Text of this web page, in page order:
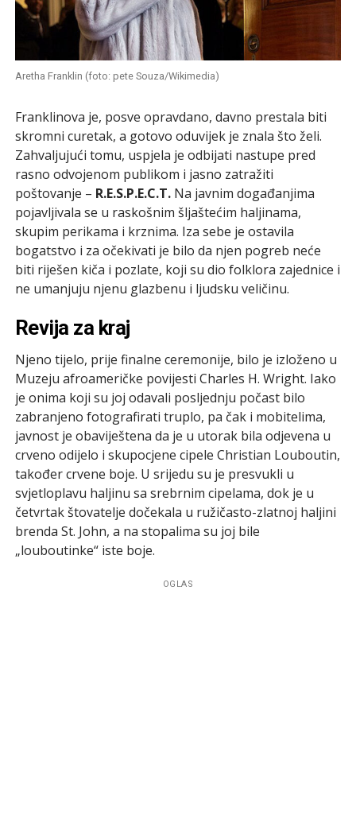
Aretha Franklin (foto: pete Souza/Wikimedia)
Franklinova je, posve opravdano, davno prestala biti
skromni curetak, a gotovo oduvijek je znala što želi.
Zahvaljujući tomu, uspjela je odbijati nastupe pred
rasno odvojenom publikom i jasno zatražiti
poštovanje – R.E.S.P.E.C.T.Na javnim događanjima
pojavljivala se u raskošnim šljaštećim haljinama,
skupim perikama i krznima. Iza sebe je ostavila
bogatstvo i za očekivati je bilo da njen pogreb neće
biti riješen kiča i pozlate, koji su dio folklora zajednice i
ne umanjuju njenu glazbenu i ljudsku veličinu.
Revija za kraj
Njeno tijelo, prije finalne ceremonije, bilo je izloženo u
Muzeju afroameričke povijesti Charles H. Wright. Iako
je onima koji su joj odavali posljednju počast bilo
zabranjeno fotografirati truplo, pa čak i mobitelima,
javnost je obaviještena da je u utorak bila odjevena u
crveno odijelo i skupocjene cipele Christian Louboutin,
također crvene boje. U srijedu su je presvukli u
svjetloplavu haljinu sa srebrnim cipelama, dok je u
četvrtak štovatelje dočekala u ružičasto-zlatnoj haljini
brenda St. John, a na stopalima su joj bile
„louboutinke“ iste boje.
OGLAS